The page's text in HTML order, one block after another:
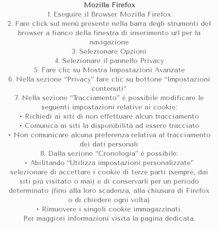
Mozilla Firefox
1. Eseguire il Browser Mozilla Firefox
2. Fare click sul menù presente nella barra degli strumenti del
browser a fianco della finestra di inserimento url per la
navigazione
3. Selezionare Opzioni
4. Selezionare il pannello Privacy
5. Fare clic su Mostra Impostazioni Avanzate
6. Nella sezione “Privacy” fare clic su bottone “Impostazioni
contenuti“
7. Nella sezione “Tracciamento” è possibile modificare le
seguenti impostazioni relative ai cookie:
• Richiedi ai siti di non effettuare alcun tracciamento
• Comunica ai siti la disponibilità ad essere tracciato
• Non comunicare alcuna preferenza relativa al tracciamento
dei dati personali
8. Dalla sezione “Cronologia” è possibile:
• Abilitando “Utilizza impostazioni personalizzate”
selezionare di accettare i cookie di terze parti (sempre, dai
siti più visitato o mai) e di conservarli per un periodo
determinato (fino alla loro scadenza, alla chiusura di Firefox
o di chiedere ogni volta)
• Rimuovere i singoli cookie immagazzinati.
Per maggiori informazioni visita la pagina dedicata.